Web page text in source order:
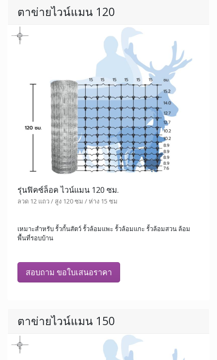
ตาข่ายไวน์แมน 120
รุ่นฟิคซ์ล็อค ไวน์แมน 120 ซม.
ลวด 12 แถว / สูง 120 ซม / ห่าง 15 ซม
เหมาะสำหรับ รั้วกั้นสัตว์ รั้วล้อมแพะ รั้วล้อมแกะ รั้วล้อมสวน ล้อม
พื้นที่รอบบ้าน
สอบถาม ขอใบเสนอราคา
ตาข่ายไวน์แมน 150